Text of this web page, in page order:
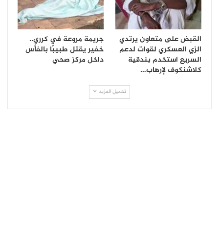
القبض على متعاون يرتدي
الزي العسكري لقوات لدعم
السريع استخدم بندقية
كلاشنكوف لإرهاب…
جريمة مروعة في كرري..
خفير يقتل طبيبًا بالفأس
داخل مركز صحي
تحميل المزيد